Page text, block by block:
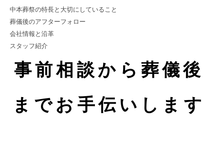
中本葬祭の特長と大切にしていること
葬儀後のアフターフォロー
会社情報と沿革
スタッフ紹介
事前相談から葬儀後
までお手伝いします